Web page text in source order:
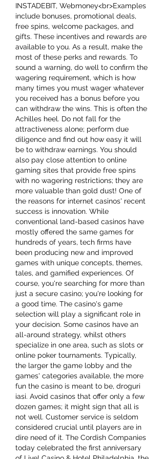
INSTADEBIT, Webmoney<br>Examples
include bonuses, promotional deals,
free spins, welcome packages, and
gifts. These incentives and rewards are
available to you. As a result, make the
most of these perks and rewards. To
sound a warning, do well to confirm the
wagering requirement, which is how
many times you must wager whatever
you received has a bonus before you
can withdraw the wins. This is often the
Achilles heel. Do not fall for the
attractiveness alone; perform due
diligence and find out how easy it will
be to withdraw earnings. You should
also pay close attention to online
gaming sites that provide free spins
with no wagering restrictions; they are
more valuable than gold dust! One of
the reasons for internet casinos' recent
success is innovation. While
conventional land-based casinos have
mostly offered the same games for
hundreds of years, tech firms have
been producing new and improved
games with unique concepts, themes,
tales, and gamified experiences. Of
course, you're searching for more than
just a secure casino; you're looking for
a good time. The casino's game
selection will play a significant role in
your decision. Some casinos have an
all-around strategy, whilst others
specialize in one area, such as slots or
online poker tournaments. Typically,
the larger the game lobby and the
games' categories available, the more
fun the casino is meant to be, droguri
iasi. Avoid casinos that offer only a few
dozen games; it might sign that all is
not well. Customer service is seldom
considered crucial until players are in
dire need of it. The Cordish Companies
today celebrated the first anniversary